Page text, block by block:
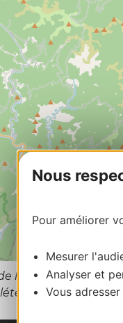
Nous
Pour améliorer
Mesurer
Analyser et
Vous
l’établissement
cette fiche,